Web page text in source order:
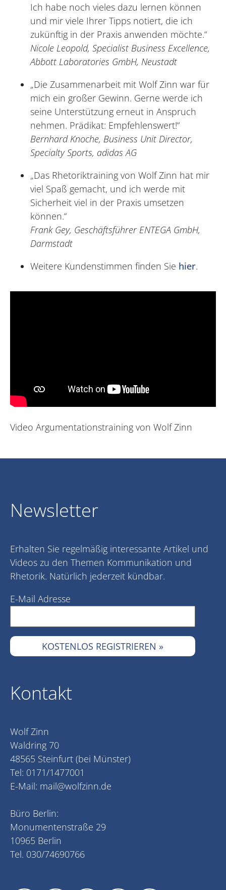
Ich habe noch vieles dazu lernen können
und mir viele Ihrer Tipps notiert, die ich
zukünftig in der Praxis anwenden möchte.“
Nicole Leopold, Specialist Business Excellence,
Abbott Laboratories GmbH, Neustadt
„Die Zusammenarbeit mit Wolf Zinn war für
mich ein großer Gewinn. Gerne werde ich
seine Unterstützung erneut in Anspruch
nehmen. Prädikat: Empfehlenswert!“
Bernhard Knoche, Business Unit Director,
Specialty Sports, adidas AG
„Das Rhetoriktraining von Wolf Zinn hat mir
viel Spaß gemacht, und ich werde mit
Sicherheit viel in der Praxis umsetzen
können.“
Frank Gey, Geschäftsführer ENTEGA GmbH,
Darmstadt
Weitere Kundenstimmen finden Sie hier.
Video Argumentationstraining von Wolf Zinn
Newsletter
Erhalten Sie regelmäßig interessante Artikel und
Videos zu den Themen Kommunikation und
Rhetorik. Natürlich jederzeit kündbar.
E-Mail Adresse
Kontakt
Wolf Zinn
Waldring 70
48565 Steinfurt (bei Münster)
Tel: 0171/1477001
E-Mail: mail@wolfzinn.de
Büro Berlin:
Monumentenstraße 29
10965 Berlin
Tel. 030/74690766